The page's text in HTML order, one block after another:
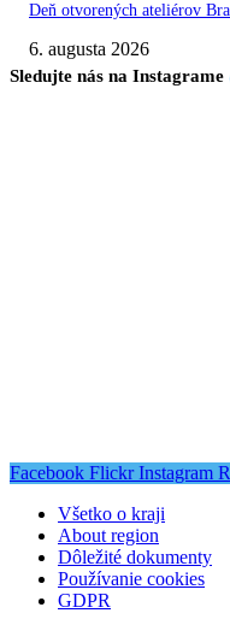
Deň otvorených ateliérov
6. augusta 2026
Sledujte nás na Instagrame
Facebook Flickr Instagram
Všetko o kraji
About region
Dôležité dokumenty
Používanie cookies
GDPR